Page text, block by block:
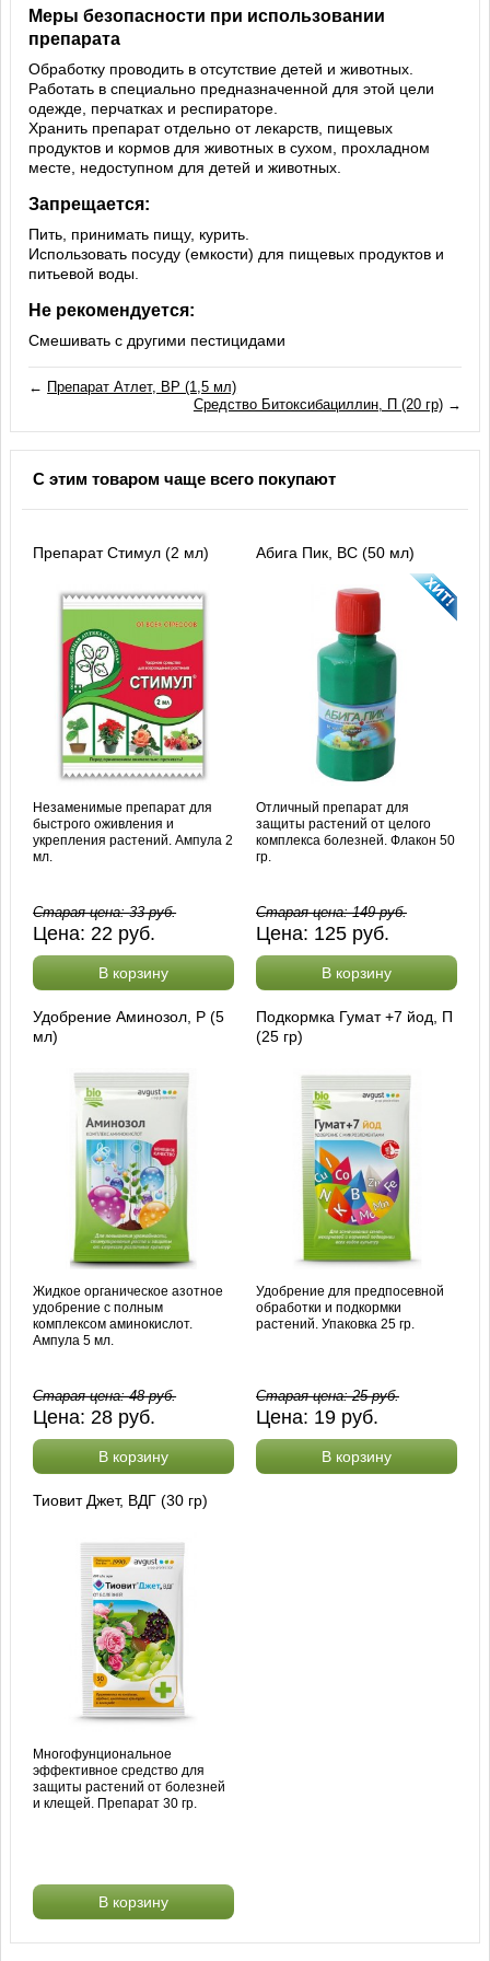
Меры безопасности при использовании
препарата
Обработку проводить в отсутствие детей и животных.
Работать в специально предназначенной для этой цели
одежде, перчатках и респираторе.
Хранить препарат отдельно от лекарств, пищевых
продуктов и кормов для животных в сухом, прохладном
месте, недоступном для детей и животных.
Запрещается:
Пить, принимать пищу, курить.
Использовать посуду (емкости) для пищевых продуктов и
питьевой воды.
Не рекомендуется:
Смешивать с другими пестицидами
← Препарат Атлет, ВР (1,5 мл)
Средство Битоксибациллин, П (20 гр)→
С этим товаром чаще всего покупают
Препарат Стимул (2 мл)
Незаменимые препарат для
быстрого оживления и
укрепления растений. Ампула 2
мл.
Старая цена:33руб.
Цена: 22 руб.
В корзину
Абига Пик, ВС (50 мл)
Отличный препарат для
защиты растений от целого
комплекса болезней. Флакон 50
гр.
Старая цена:149руб.
Цена: 125 руб.
В корзину
Удобрение Аминозол, Р (5
мл)
Жидкое органическое азотное
удобрение с полным
комплексом аминокислот.
Ампула 5 мл.
Старая цена:48руб.
Цена: 28 руб.
В корзину
Подкормка Гумат +7 йод, П
(25 гр)
Удобрение для предпосевной
обработки и подкормки
растений. Упаковка 25 гр.
Старая цена:25руб.
Цена: 19 руб.
В корзину
Тиовит Джет, ВДГ (30 гр)
Многофунциональное
эффективное средство для
защиты растений от болезней
и клещей. Препарат 30 гр.
В корзину